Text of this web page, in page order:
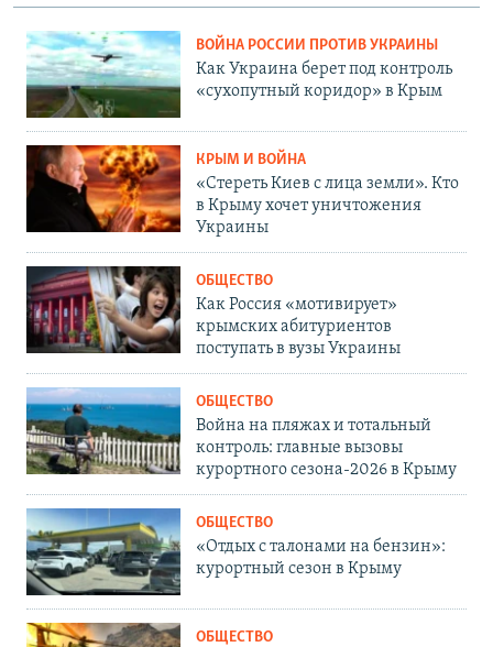
ВОЙНА РОССИИ ПРОТИВ УКРАИНЫ
Как Украина берет под контроль
«сухопутный коридор» в Крым
КРЫМ И ВОЙНА
«Стереть Киев с лица земли». Кто
в Крыму хочет уничтожения
Украины
ОБЩЕСТВО
Как Россия «мотивирует»
крымских абитуриентов
поступать в вузы Украины
ОБЩЕСТВО
Война на пляжах и тотальный
контроль: главные вызовы
курортного сезона-2026 в Крыму
ОБЩЕСТВО
«Отдых с талонами на бензин»:
курортный сезон в Крыму
ОБЩЕСТВО